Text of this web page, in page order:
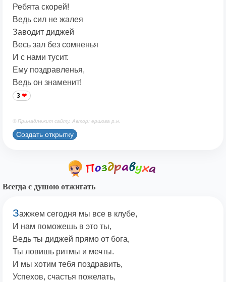
Ребята скорей!
Ведь сил не жалея
Заводит диджей
Весь зал без сомненья
И с нами тусит.
Ему поздравленья,
Ведь он знаменит!
3
© Принадлежит сайту. Автор: ершова р.н.
Создать открытку
Всегда с душою отжигать
Зажжем сегодня мы все в клубе,
И нам поможешь в это ты,
Ведь ты диджей прямо от бога,
Ты ловишь ритмы и мечты.
И мы хотим тебя поздравить,
Успехов, счастья пожелать,